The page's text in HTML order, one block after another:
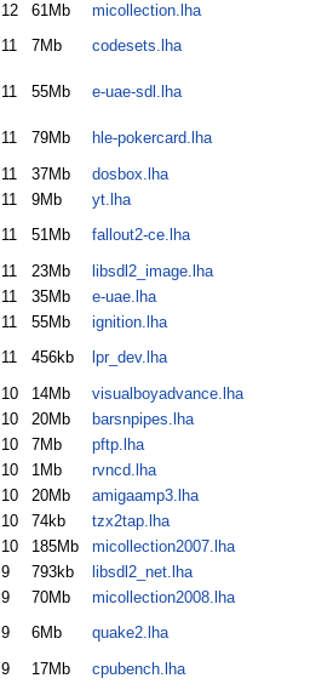
12
61Mb
micollection.lha
11
7Mb codesets.lha
11 55Mb e-uae-sdl.lha
11 79Mb
hle-pokercard.lha
11
37Mb
dosbox.lha
11
9Mb
yt.lha
11
51Mb
fallout2-ce.lha
11
23Mb
libsdl2_image.lha
11
35Mb
e-uae.lha
11
55Mb
ignition.lha
11
456kb
lpr_dev.lha
10
14Mb
visualboyadvance.lha
10
20Mb
barsnpipes.lha
10
7Mb
pftp.lha
10
1Mb
rvncd.lha
10
20Mb
amigaamp3.lha
10
74kb
tzx2tap.lha
10
185Mb
micollection2007.lha
9
793kb
libsdl2_net.lha
9
70Mb
micollection2008.lha
9
6Mb
quake2.lha
9
17Mb
cpubench.lha